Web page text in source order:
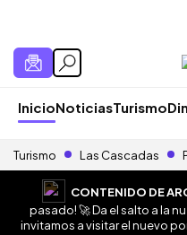
InicioNoticiasTurismo
Turismo Las Cascadas
CONTENIDO DE
pasado! 🚀 Da el salto a la
invitamos a visitar el nuevo